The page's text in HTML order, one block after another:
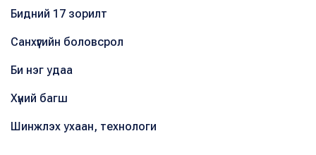
Бидний 17 зорилт
Санхүүгийн боловсрол
Би нэг удаа
Хүний багш
Шинжлэх ухаан, технологи